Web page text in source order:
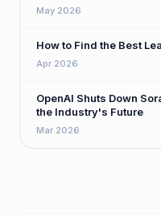
May 2026
How to Find the Best
Apr 2026
OpenAI Shuts Down
the Industry's Future
Mar 2026